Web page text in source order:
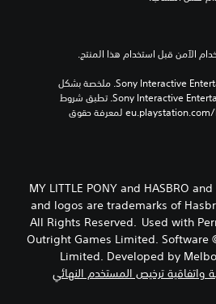
MY LITTLE PONY and HASBRO
and logos are trademarks of
All Rights Reserved. Used with
Outright Games Limited. Software
Limited. Developed by
واتفاقية ترخيص المستخدم النهائي